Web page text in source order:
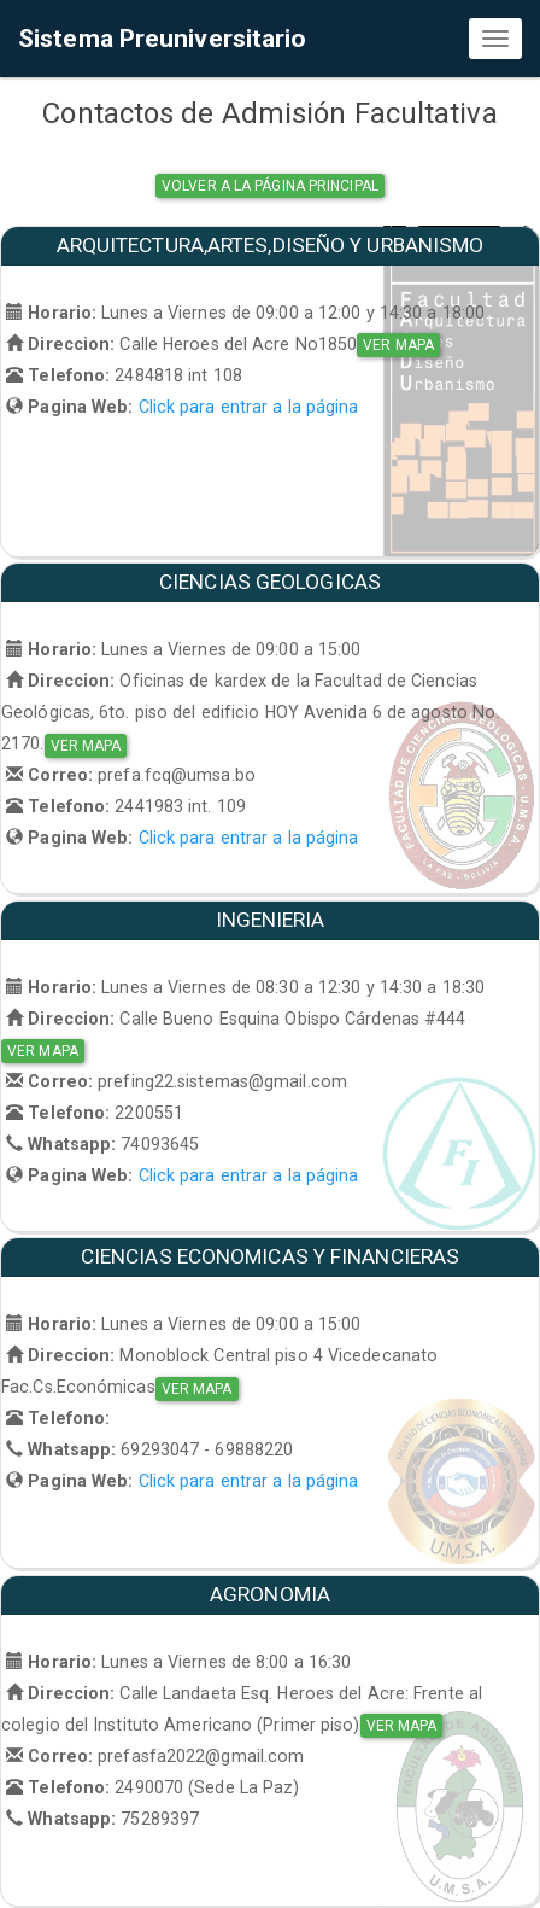
Sistema Preuniversitario
Contactos de Admisión Facultativa
VOLVER A LA PÁGINA PRINCIPAL
ARQUITECTURA,ARTES,DISEÑO Y URBANISMO
Horario:
Lunes a Viernes de 09:00 a 12:00 y 14:30 a 18:00
Direccion: Calle Heroes del Acre No1850 VER MAPA
Telefono: 2484818 int 108
Pagina Web: Click para entrar a la página
CIENCIAS GEOLOGICAS
Horario: Lunes a Viernes de 09:00 a 15:00
Direccion: Oficinas de kardex de la Facultad de Ciencias
Geológicas, 6to. piso del edificio HOY Avenida 6 de agosto No.
2170. VER MAPA
Correo:prefa.fcq@umsa.bo
Telefono:2441983 int. 109
Pagina Web: Click para entrar a la página
INGENIERIA
Horario:
Lunes a Viernes de 08:30 a 12:30 y 14:30 a 18:30
Direccion: Calle Bueno Esquina Obispo Cárdenas #444
VER MAPA
Correo:prefing22.sistemas@gmail.com
Telefono: 2200551
Whatsapp: 74093645
Pagina Web: Click para entrar a la página
CIENCIAS ECONOMICAS Y FINANCIERAS
Horario: Lunes a Viernes de 09:00 a 15:00
Direccion: Monoblock Central piso 4 Vicedecanato
Fac.Cs.Económicas VER MAPA
Telefono:
Whatsapp:69293047 - 69888220
Pagina Web: Click para entrar a la página
AGRONOMIA
Horario:
Lunes a Viernes de 8:00 a 16:30
Direccion: Calle Landaeta Esq. Heroes del Acre: Frente al
colegio del Instituto Americano (Primer piso) VER MAPA
Correo:prefasfa2022@gmail.com
Telefono: 2490070 (Sede La Paz)
Whatsapp: 75289397